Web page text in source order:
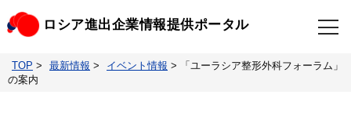
ロシア進出企業情報提供ポータル
TOP
TOP > 最新情報 > イベント情報 >
「ユーラシア整形外科フォーラム」
の案内